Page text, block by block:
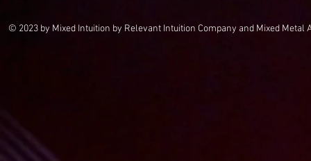
© 2023 by Mixed Intuition by Relevant Intuition Company and Mixed Metal